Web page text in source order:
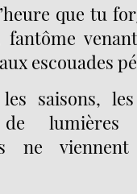
que tu
escouades
saisons,
de lumières
ne